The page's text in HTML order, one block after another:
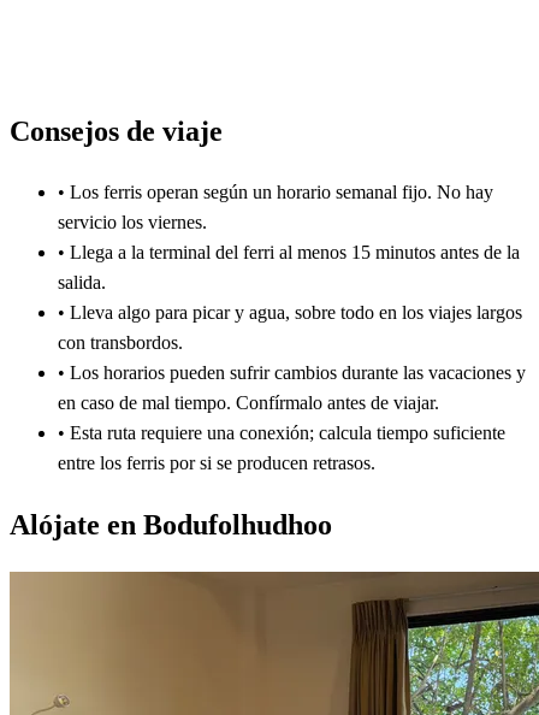
Consejos de viaje
• Los ferris operan según un horario semanal fijo. No hay
servicio los viernes.
• Llega a la terminal del ferri al menos 15 minutos antes de la
salida.
• Lleva algo para picar y agua, sobre todo en los viajes largos
con transbordos.
• Los horarios pueden sufrir cambios durante las vacaciones y
en caso de mal tiempo. Confírmalo antes de viajar.
• Esta ruta requiere una conexión; calcula tiempo suficiente
entre los ferris por si se producen retrasos.
Alójate en Bodufolhudhoo